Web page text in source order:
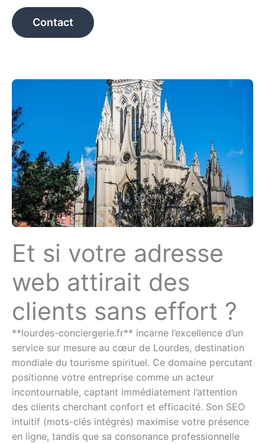
Contact
Et si votre adresse
web attirait des
clients sans effort ?
**lourdes-conciergerie.fr** incarne l’excellence d’un
service sur mesure au cœur de Lourdes, destination
mondiale du tourisme spirituel. Ce domaine percutant
positionne votre entreprise comme un acteur
incontournable, captant immédiatement l’attention
des clients cherchant confort et efficacité. Son SEO
intuitif (mots-clés intégrés) maximise votre présence
en ligne, tandis que sa consonance professionnelle